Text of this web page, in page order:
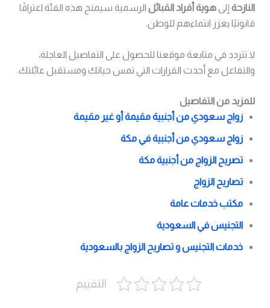
النازحةإلىهوية أفراد القبائلالرسمية سيمنح هذه الفئة اعترافًا
قانونيًا يعزز انتماءهم للوطن.
لا تتردد في متابعة موقعنا للحصول على التفاصيل العاجلة،
والتفاعل مع أحدث القرارات التي تمس حياتك ومستقبل عائلتك.
للمزيد من التفاصيل
زواج سعودي من أجنبية مقيمة أو غير مقيمة
زواج سعودي من أجنبية في مكة
تصريح الزواج من أجنبية مكة
تصاريح الزواج
مكتب خدمات عامة
التجنيس في السعودية
خدمات التجنيس و تصاريح الزواج بالسعودية
التقييم